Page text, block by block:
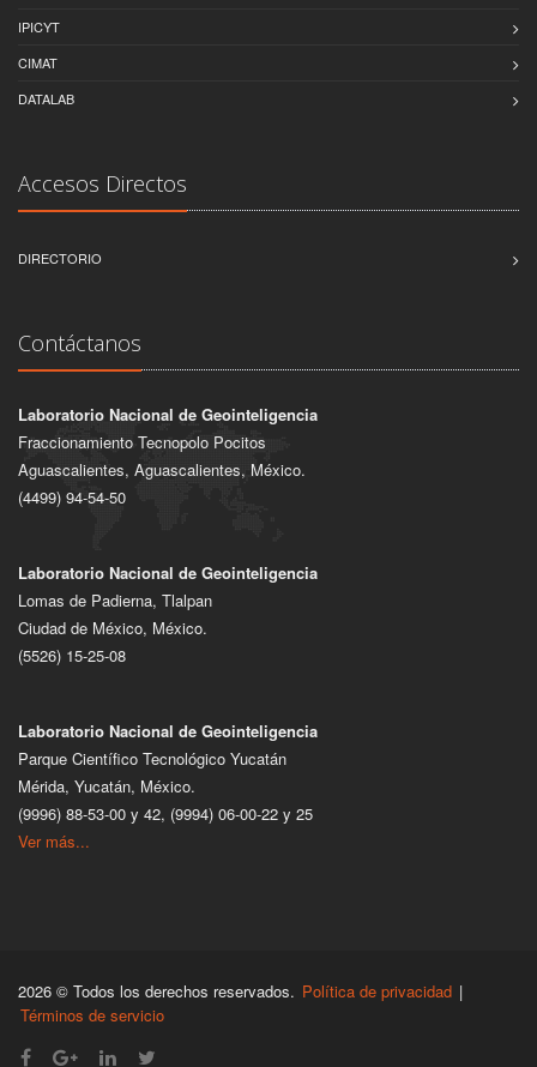
IPICYT
CIMAT
DATALAB
Accesos Directos
DIRECTORIO
Contáctanos
Laboratorio Nacional de Geointeligencia
Fraccionamiento Tecnopolo Pocitos
Aguascalientes, Aguascalientes, México.
(4499) 94-54-50
Laboratorio Nacional de Geointeligencia
Lomas de Padierna, Tlalpan
Ciudad de México, México.
(5526) 15-25-08
Laboratorio Nacional de Geointeligencia
Parque Científico Tecnológico Yucatán
Mérida, Yucatán, México.
(9996) 88-53-00 y 42, (9994) 06-00-22 y 25
Ver más...
2026 © Todos los derechos reservados. Política de privacidad |
Términos de servicio